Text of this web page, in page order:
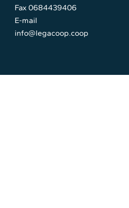
Fax 0684439406
E-mail
info@legacoop.coop